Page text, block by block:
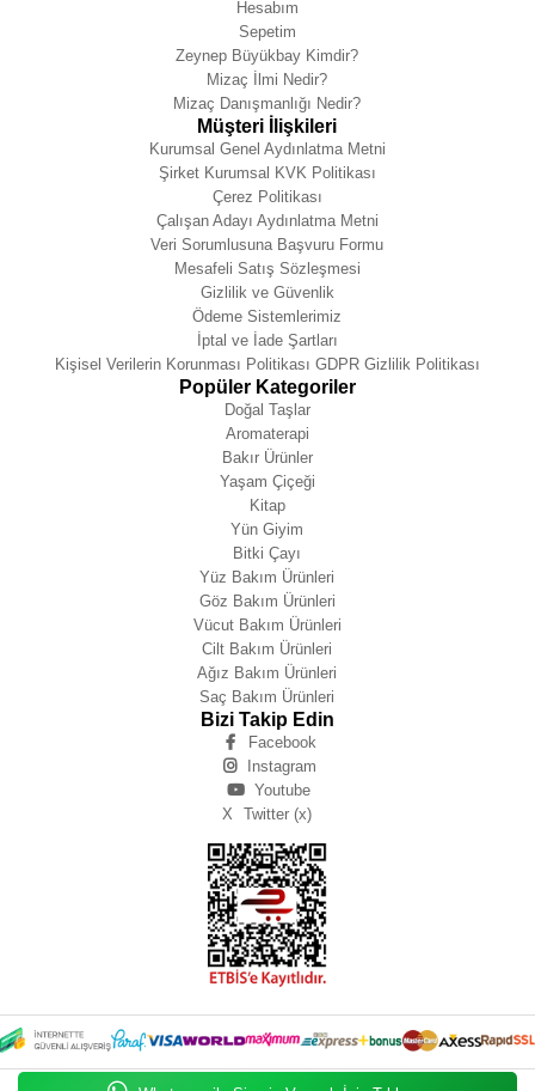
Hesabım
Sepetim
Zeynep Büyükbay Kimdir?
Mizaç İlmi Nedir?
Mizaç Danışmanlığı Nedir?
Müşteri İlişkileri
Kurumsal Genel Aydınlatma Metni
Şirket Kurumsal KVK Politikası
Çerez Politikası
Çalışan Adayı Aydınlatma Metni
Veri Sorumlusuna Başvuru Formu
Mesafeli Satış Sözleşmesi
Gizlilik ve Güvenlik
Ödeme Sistemlerimiz
İptal ve İade Şartları
Kişisel Verilerin Korunması Politikası GDPR Gizlilik Politikası
Popüler Kategoriler
Doğal Taşlar
Aromaterapi
Bakır Ürünler
Yaşam Çiçeği
Kitap
Yün Giyim
Bitki Çayı
Yüz Bakım Ürünleri
Göz Bakım Ürünleri
Vücut Bakım Ürünleri
Cilt Bakım Ürünleri
Ağız Bakım Ürünleri
Saç Bakım Ürünleri
Bizi Takip Edin
Facebook
Instagram
Youtube
X
Twitter (x)